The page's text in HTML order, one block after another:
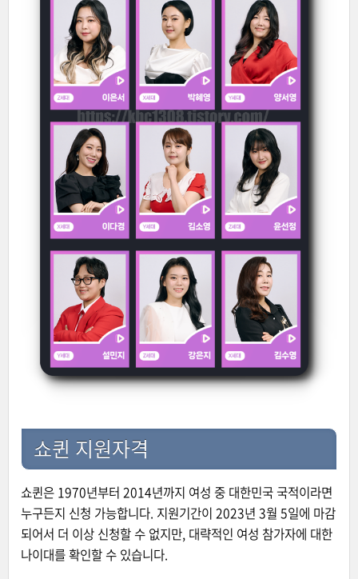
쇼퀸 지원자격
쇼퀸은 1970년부터 2014년까지 여성 중 대한민국 국적이라면
누구든지 신청 가능합니다. 지원기간이 2023년 3월 5일에 마감
되어서 더 이상 신청할 수 없지만, 대략적인 여성 참가자에 대한
나이대를 확인할 수 있습니다.